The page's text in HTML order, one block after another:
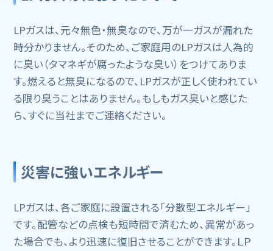
LPガスは、元々無色・無臭なので、万が一ガスが漏れた
時分かりません。そのため、ご家庭用のLPガスは人為的
に臭い（タマネギが腐ったような臭い）をつけてありま
す。燃えると無臭になるので、LPガスが正しく使われてい
る限り臭うことはありません。もしもガス臭いと感じた
ら、すぐに当社までご連絡ください。
災害に強いエネルギー
LPガスは、各ご家庭に設置される「分散型エネルギー」
です。配管などの点検も短時間で済むため、異常があっ
た場合でも、より迅速に復旧させることができます。ＬＰ